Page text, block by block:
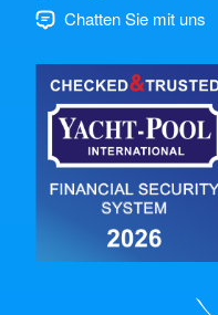
Chatten Sie mit uns